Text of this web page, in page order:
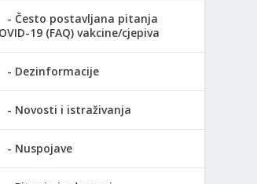
Često postavljana pitanja
19 (FAQ) vakcine/cjepiva
Dezinformacije
Novosti i istraživanja
Nuspojave